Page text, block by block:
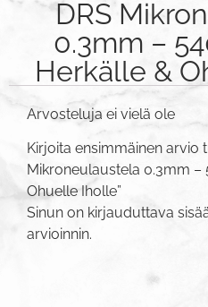
DRS
0.3mm –
Herkälle &
Arvosteluja ei vielä ole
Kirjoita ensimmäinen arvio
Mikroneulaustela 0.3mm –
Ohuelle Iholle”
Sinun on kirjauduttava
arvioinnin.